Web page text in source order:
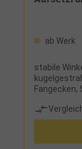
ab Werk
stabile